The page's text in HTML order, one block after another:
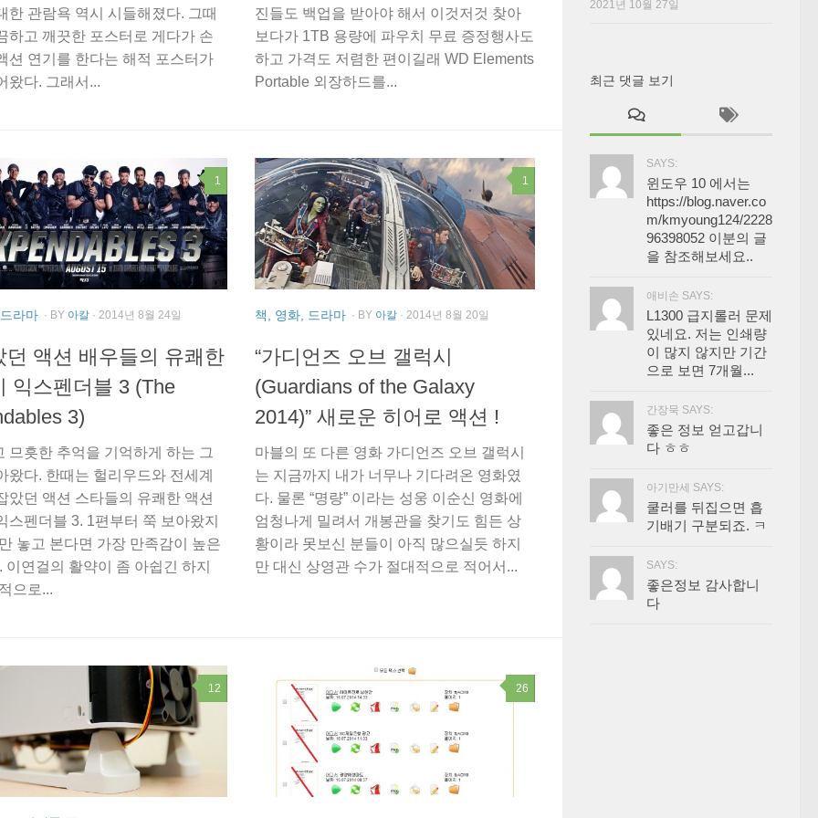
한 관람욕 역시 시들해졌다. 그때
하고 깨끗한 포스터로 게다가 손
션 연기를 한다는 해적 포스터가
왔다. 그래서...
진들도 백업을 받아야 해서 이것저것 찾아
보다가 1TB 용량에 파우치 무료 증정행사도
하고 가격도 저렴한 편이길래 WD Elements
Portable 외장하드를...
1
라마 · BY 아칼 · 2014년 8월 24일
던 액션 배우들의 유쾌한
익스펜더블 3 (The
3)
므흣한 추억을 기억하게 하는 그
왔다. 한때는 헐리우드와 전세계
았던 액션 스타들의 유쾌한 액션
스펜더블 3. 1편부터 쭉 보아왔지
놓고 본다면 가장 만족감이 높은
이연걸의 활약이 좀 아쉽긴 하지
으로...
1
책, 영화, 드라마 · BY 아칼 · 2014년 8월 20일
“가디언즈 오브 갤럭시
(Guardians of the Galaxy
2014)” 새로운 히어로 액션 !
마블의 또 다른 영화 가디언즈 오브 갤럭시
는 지금까지 내가 너무나 기다려온 영화였
다. 물론 “명량” 이라는 성웅 이순신 영화에
엄청나게 밀려서 개봉관을 찾기도 힘든 상
황이라 못보신 분들이 아직 많으실듯 하지
만 대신 상영관 수가 절대적으로 적어서...
12 26
2021년 10월 27일
최근 댓글 보기
SAYS:
윈도우 10 에서는
https://blog.naver.co
m/kmyoung124/2228
96398052 이분의 글
을 참조해보세요..
애비손 SAYS:
L1300 급지롤러 문제
있네요. 저는 인쇄량
이 많지 않지만 기간
으로 보면 7개월...
간장묵 SAYS:
좋은 정보 얻고갑니
다 ㅎㅎ
아기만세 SAYS:
쿨러를 뒤집으면 흡
기배기 구분되죠. ㅋ
SAYS:
좋은정보 감사합니
다